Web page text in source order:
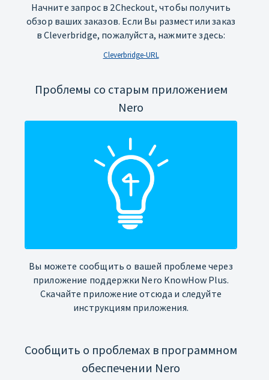
Начните запрос в 2Checkout, чтобы получить
обзор ваших заказов. Если Вы разместили заказ
в Cleverbridge, пожалуйста, нажмите здесь:
Cleverbridge-URL
Проблемы со старым приложением
Nero
Вы можете сообщить о вашей проблеме через
приложение поддержки Nero KnowHow Plus.
Скачайте приложение отсюда и следуйте
инструкциям приложения.
Сообщить о проблемах в программном
обеспечении Nero